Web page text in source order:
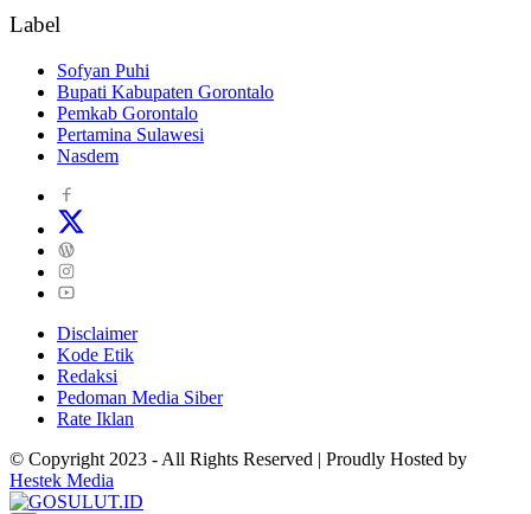
Label
Sofyan Puhi
Bupati Kabupaten Gorontalo
Pemkab Gorontalo
Pertamina Sulawesi
Nasdem
Disclaimer
Kode Etik
Redaksi
Pedoman Media Siber
Rate Iklan
© Copyright 2023 - All Rights Reserved | Proudly Hosted by
Hestek Media